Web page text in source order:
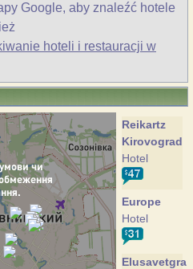
Google, aby znaleźć hotele
hoteli i restauracji w
Reikartz
Kirovograd
Hotel
Europe
Hotel
Elusavetgrad